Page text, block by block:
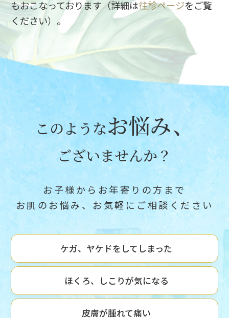
もおこなっております（詳細は往診ページをご覧
ください）。
このようなお悩み、
ございませんか？
お子様からお年寄りの方まで
お肌のお悩み、お気軽にご相談ください
ケガ、ヤケドをしてしまった
ほくろ、しこりが気になる
皮膚が腫れて痛い